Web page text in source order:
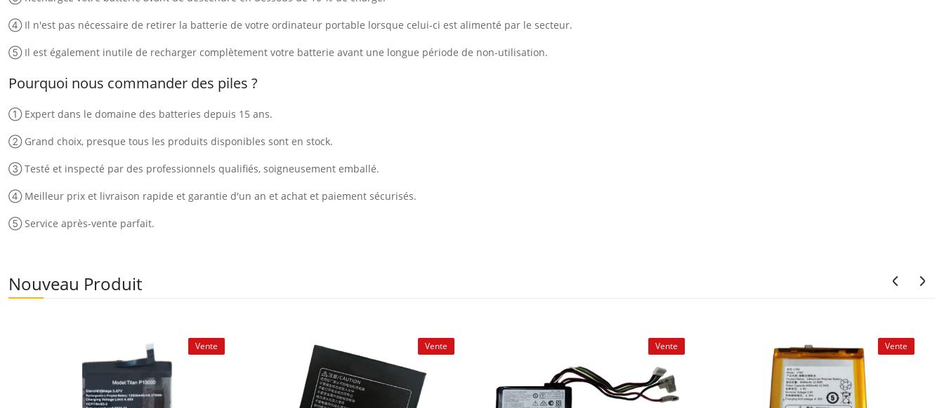
④ Il n'est pas nécessaire de retirer la batterie de votre ordinateur portable lorsque celui-ci est alimenté par le secteur.
⑤ Il est également inutile de recharger complètement votre batterie avant une longue période de non-utilisation.
Pourquoi nous commander des piles ?
① Expert dans le domaine des batteries depuis 15 ans.
② Grand choix, presque tous les produits disponibles sont en stock.
③ Testé et inspecté par des professionnels qualifiés, soigneusement emballé.
④ Meilleur prix et livraison rapide et garantie d'un an et achat et paiement sécurisés.
⑤ Service après-vente parfait.
Nouveau Produit
Vente Vente Vente Vente